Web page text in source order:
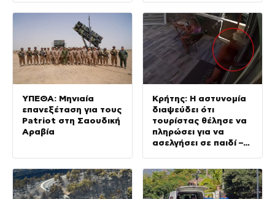
ΥΠΕΘΑ: Μηνιαία
επανεξέταση για τους
Patriot στη Σαουδική
Αραβία
Κρήτης: Η αστυνομία
διαψεύδει ότι
τουρίστας θέλησε να
πληρώσει για να
ασελγήσει σε παιδί –